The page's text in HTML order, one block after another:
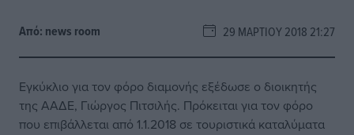
Από: news room 29 ΜΑΡΤΊΟΥ 2018 21:27
Εγκύκλιο για τον φόρο διαμονής εξέδωσε ο διοικητής
της ΑΑΔΕ, Γιώργος Πιτσιλής. Πρόκειται για τον φόρο
που επιβάλλεται από 1.1.2018 σε τουριστικά καταλύματα